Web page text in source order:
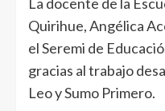
La docente de la
Quirihue, Angélica
el Seremi de
gracias al trabajo
Leo y Sumo Primero.